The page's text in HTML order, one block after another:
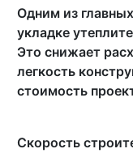
Одним из
укладке
Это снижает
легкость
стоимость
Скорость